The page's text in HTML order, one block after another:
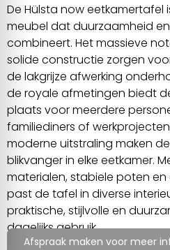
De Hülsta now
meubel dat duurzaamheid
combineert. Het massieve
solide constructie zorgen
de lakgrijze afwerking
de royale afmetingen biedt
plaats voor meerdere
familiediners of
moderne uitstraling maken
blikvanger in elke eetkamer.
materialen, stabiele poten
past de tafel in diverse
praktische, stijlvolle en
dagelijks gebruik.
Afspraak maken voor meer